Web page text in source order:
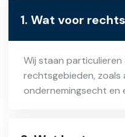
1. Wat voor
Wij staan particulieren
rechtsgebieden,
ondernemingsecht en